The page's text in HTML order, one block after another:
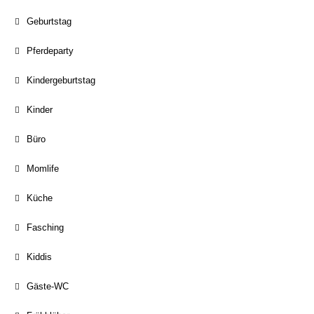
Geburtstag
Pferdeparty
Kindergeburtstag
Kinder
Büro
Momlife
Küche
Fasching
Kiddis
Gäste-WC